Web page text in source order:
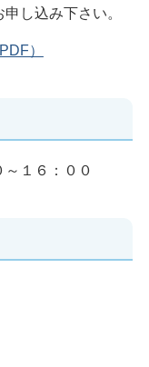
し込み下さい。
）
１６：００